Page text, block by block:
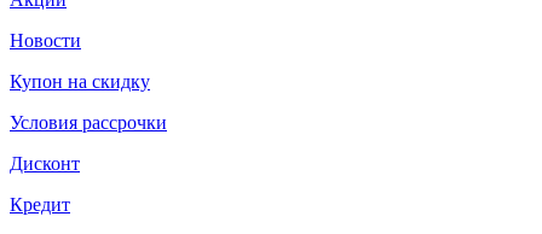
Новости
Купон на скидку
Условия рассрочки
Дисконт
Кредит